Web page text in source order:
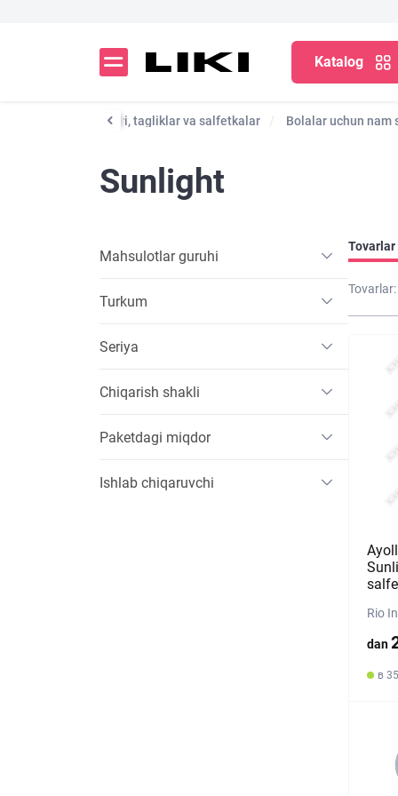
Katalog
Bolalar tagliklari, tagliklar va salfetkalar Bolalar uchun nam
Sunlight
Mahsulotlar guruhi
Turkum
Seriya
Chiqarish shakli
Paketdagi miqdor
Ishlab chiqaruvchi
Tovarlar
Tovarlar:
Rio
dan
в